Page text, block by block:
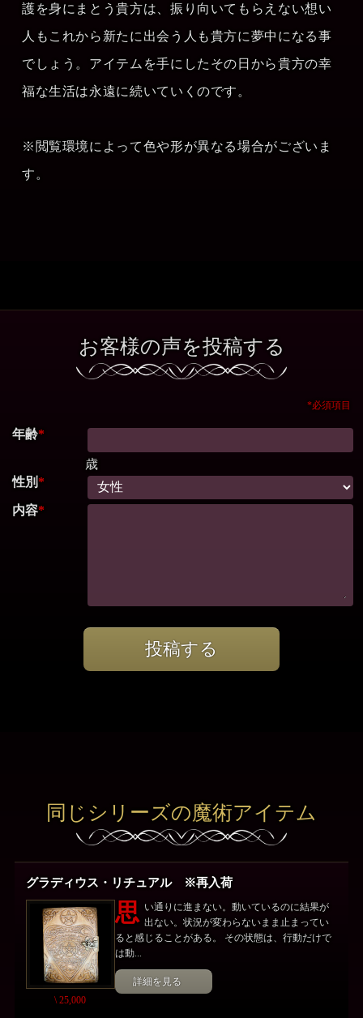
護を身にまとう貴方は、振り向いてもらえない想い
人もこれから新たに出会う人も貴方に夢中になる事
でしょう。アイテムを手にしたその日から貴方の幸
福な生活は永遠に続いていくのです。
※閲覧環境によって色や形が異なる場合がございま
す。
お客様の声を投稿する
*必須項目
年齢*
歳
性別*
内容*
投稿する
同じシリーズの魔術アイテム
グラディウス・リチュアル ※再入荷
\ 25,000
思 い通りに進まない。動いているのに結果が
出ない。状況が変わらないまま止まってい
ると感じることがある。 その状態は、行動だけで
は動...
詳細を見る